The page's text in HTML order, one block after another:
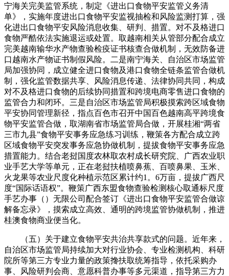
宁海关完美监管系统，制定《进出口食物平安监管义务清
单》，实施年度进出口食物平安监视抽检和风险监测打算，强
化进出口食物平安风险消息收集、研判、措置。对不及格进口
食物严酷依法实施退运或处置。取越南相关从管部分配合成立
完美越南输华水产物查验检疫证书核查合做机制，无效防备进
口越南水产物证书制假风险。二是南宁海关、自治区市场监管
局加强协同，成立健全进口食物及港口食物全链条监管合做机
制，强化监管数据共享、风险消息传递、法律协同共同，构成
对不及格进口食物的后续协同措置和跨境电商零售进口食物的
监管合力和闭环。三是自治区市场监管局积极摸索跨区域食物
平安协同管理新径，指点百色市召开中国百色越南高平跨境食
物平安监管合做，取湖南省市场监管局合做，开展桂湘“两省
三市九县”食物平安事务应急练习训练，鞭策各方配合成立跨
区域食物平安突发事务应急协做机制，提拔食物平安事务应急
措置能力。结合老挝国度农林取农村成长研究院、广西农业职
业手艺大学等单元，正在老挝扶植喷鼻蕉、百喷鼻果、玉米、
火龙果等农业尺度化种植示范区累计约1。6万亩，提拔广西尺
度“国际话语权”。鞭策广西东盟食物查验检测核心取通标尺度
手艺办事（）无限公司配合签订《进出口食物平安监管合做谅
解备忘录》，摸索成立高效、通明的跨境监管协做机制，推进
桂澳食物商业便当化。
（五）关于建立食物平安共治共享款式的问题。近年来，
自治区市场监管局持续加大对行业协会、专业检测机构、科研
院所等第三方专业力量的政策搀扶取统筹指导，依托采购办
事、风险研判会商、意愿科普办事等多元渠道，指导第三方力